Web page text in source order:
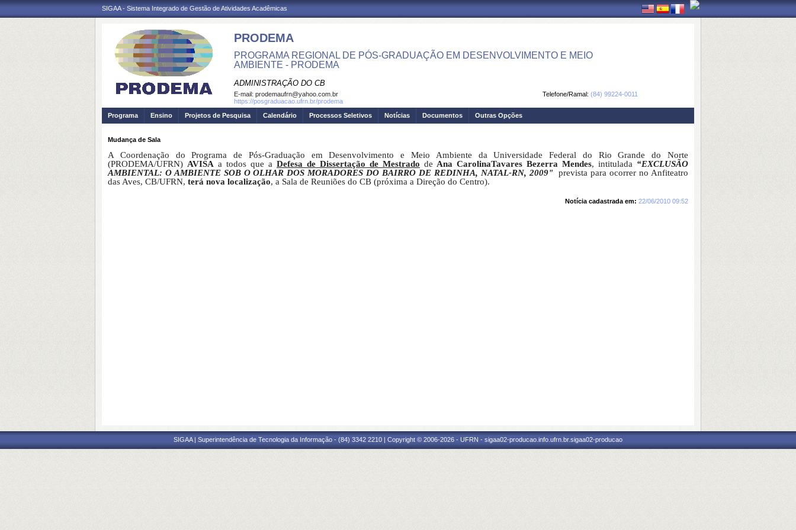
SIGAA - Sistema Integrado de Gestão de Atividades Acadêmicas
PRODEMA
PROGRAMA REGIONAL DE PÓS-GRADUAÇÃO EM DESENVOLVIMENTO E MEIO
AMBIENTE - PRODEMA
ADMINISTRAÇÃO DO CB
Telefone/Ramal: (84) 99224-0011
E-mail: prodemaufrn@yahoo.com.br
https://posgraduacao.ufrn.br/prodema
Programa
Ensino Projetos de Pesquisa Calendário Processos Seletivos Notícias Documentos Outras Opções
Mudança de Sala
A Coordenação do Programa de Pós-Graduação em Desenvolvimento e Meio Ambiente da Universidade Federal do Rio Grande do Norte
(PRODEMA/UFRN) AVISA a todos que a Defesa de Dissertação de Mestrado de Ana CarolinaTavares Bezerra Mendes, intitulada “EXCLUSÃO
AMBIENTAL: O AMBIENTE SOB O OLHAR DOS MORADORES DO BAIRRO DE REDINHA, NATAL-RN, 2009"prevista para ocorrer no Anfiteatro
das Aves, CB/UFRN, terá nova localização, a Sala de Reuniões do CB (próxima a Direção do Centro).
Notícia cadastrada em: 22/06/2010 09:52
SIGAA | Superintendência de Tecnologia da Informação - (84) 3342 2210 | Copyright © 2006-2026 - UFRN - sigaa02-producao.info.ufrn.br.sigaa02-producao